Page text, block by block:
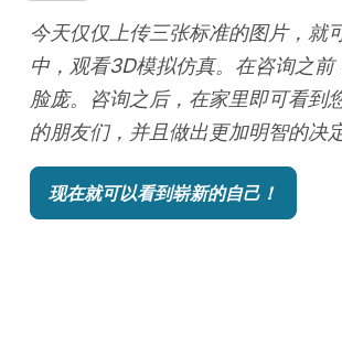
今天仅仅上传三张标准的图片，就
中，观看3D模拟仿真。在咨询之
脸庞。咨询之后，在家里即可看到
的朋友们，并且做出更加明智的决定
现在就可以看到崭新的自己！